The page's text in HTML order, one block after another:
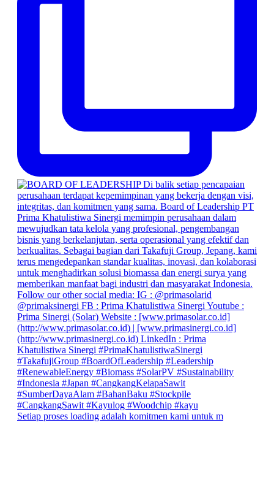
Setiap proses loading adalah komitmen kami untuk m